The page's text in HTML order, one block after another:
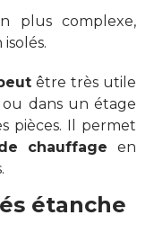
plus complexe,
être très utile
dans un étage
pièces. Il permet
chauffage en
étanche